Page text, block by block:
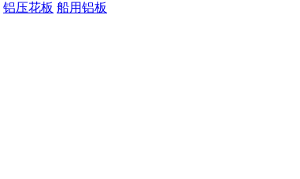
铝压花板 船用铝板